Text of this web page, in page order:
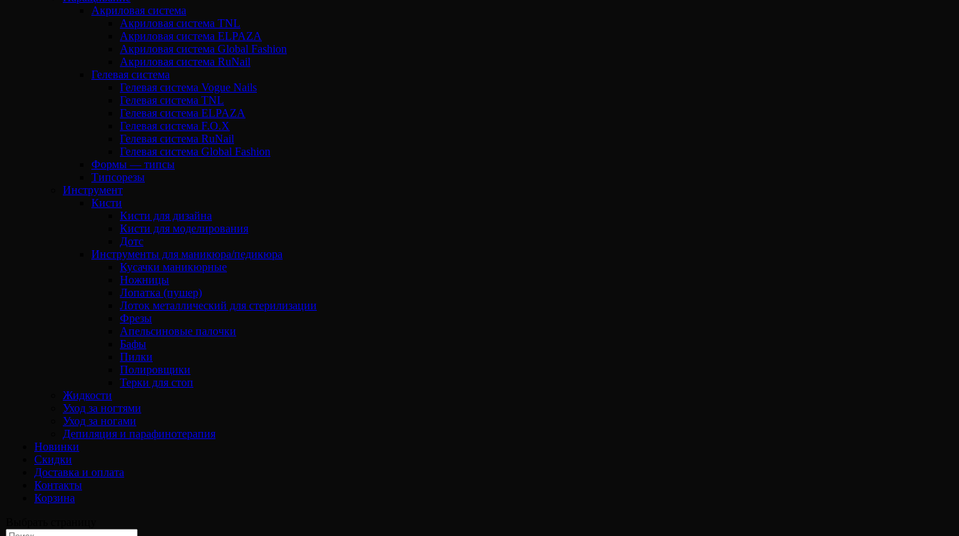
Акриловая система
Акриловая система TNL
Акриловая система ELPAZA
Акриловая система Global Fashion
Акриловая система RuNail
Гелевая система
Гелевая система Vogue Nails
Гелевая система TNL
Гелевая система ELPAZA
Гелевая система F.O.X
Гелевая система RuNail
Гелевая система Global Fashion
Формы — типсы
Типсорезы
Инструмент
Кисти
Кисти для дизайна
Кисти для моделирования
Дотс
Инструменты для маникюра/педикюра
Кусачки маникюрные
Ножницы
Лопатка (пушер)
Лоток металлический для стерилизации
Фрезы
Апельсиновые палочки
Бафы
Пилки
Полировщики
Терки для стоп
Жидкости
Уход за ногтями
Уход за ногами
Депиляция и парафинотерапия
Новинки
Скидки
Доставка и оплата
Контакты
Корзина